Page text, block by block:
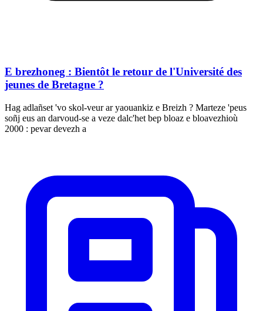
E brezhoneg : Bientôt le retour de l'Université des
jeunes de Bretagne ?
Hag adlañset 'vo skol-veur ar yaouankiz e Breizh ? Marteze 'peus
soñj eus an darvoud-se a veze dalc'het bep bloaz e bloavezhioù
2000 : pevar devezh a